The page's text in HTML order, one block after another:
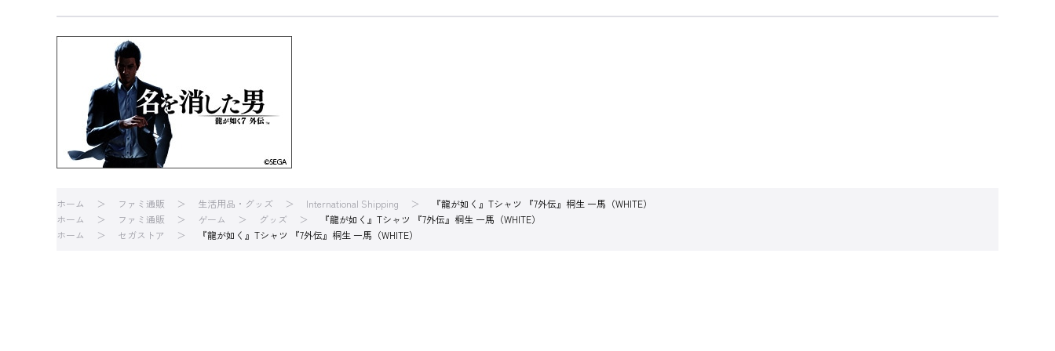
ホーム ファミ通販 生活用品・グッズ International Shipping
『龍が如く』Tシャツ 『7外伝』桐生 一馬（WHITE）
ホーム
ファミ通販 ゲーム グッズ
『龍が如く』Tシャツ 『7外伝』桐生 一馬（WHITE）
ホーム
セガストア 『龍が如く』Tシャツ 『7外伝』桐生 一馬（WHITE）